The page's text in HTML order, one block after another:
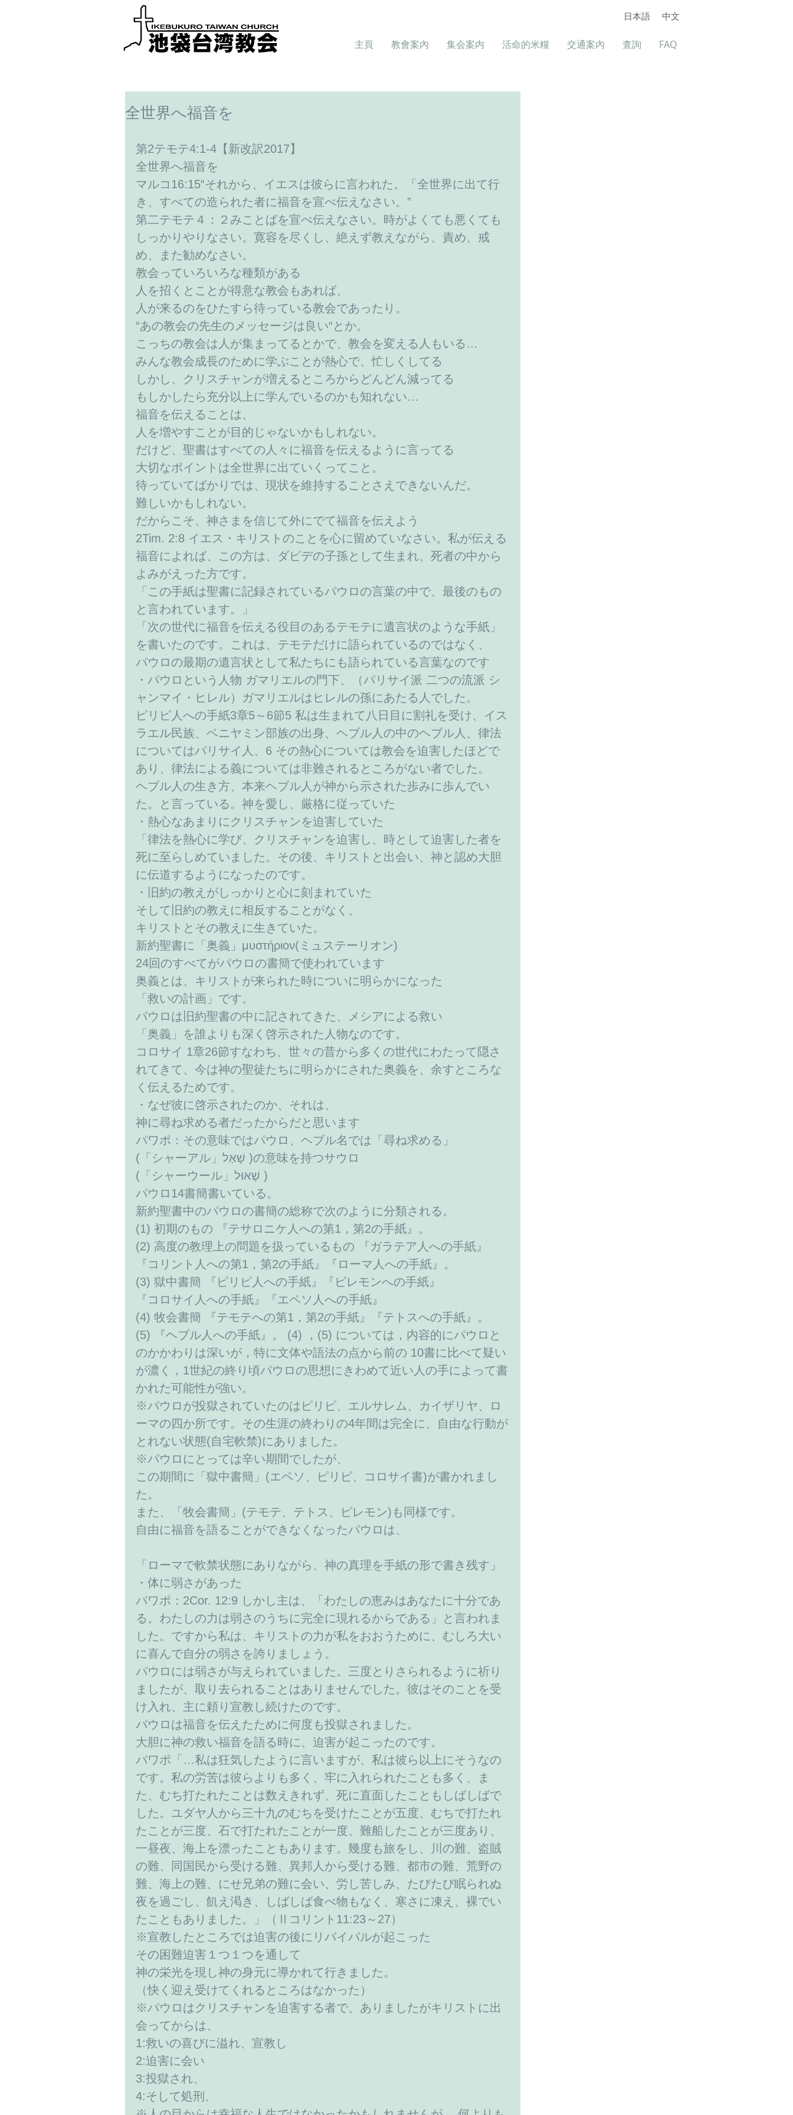
日本語 中文
主頁 教會案內 集会案内 活命的米糧 交通案內 査詢 FAQ
全世界へ福音を
第2テモテ4:1-4【新改訳2017】
全世界へ福音を
マルコ16:15“それから、イエスは彼らに言われた。「全世界に出て行
き、すべての造られた者に福音を宣べ伝えなさい。”
第二テモテ４：２みことばを宣べ伝えなさい。時がよくても悪くても
しっかりやりなさい。寛容を尽くし、絶えず教えながら、責め、戒
め、また勧めなさい。
教会っていろいろな種類がある
人を招くとことが得意な教会もあれば、
人が来るのをひたすら待っている教会であったり。
“あの教会の先生のメッセージは良い“とか。
こっちの教会は人が集まってるとかで、教会を変える人もいる…
みんな教会成長のために学ぶことが熱心で、忙しくしてる
しかし、クリスチャンが増えるところからどんどん減ってる
もしかしたら充分以上に学んでいるのかも知れない…
福音を伝えることは、
人を増やすことが目的じゃないかもしれない。
だけど、聖書はすべての人々に福音を伝えるように言ってる
大切なポイントは全世界に出ていくってこと。
待っていてばかりでは、現状を維持することさえできないんだ。
難しいかもしれない。
だからこそ、神さまを信じて外にでて福音を伝えよう
2Tim. 2:8 イエス・キリストのことを心に留めていなさい。私が伝える
福音によれば、この方は、ダビデの子孫として生まれ、死者の中から
よみがえった方です。
「この手紙は聖書に記録されているパウロの言葉の中で、最後のもの
と言われています。」
「次の世代に福音を伝える役目のあるテモテに遺言状のような手紙」
を書いたのです。これは、テモテだけに語られているのではなく、
パウロの最期の遺言状として私たちにも語られている言葉なのです
・パウロという人物 ガマリエルの門下、（パリサイ派 二つの流派 シ
ャンマイ・ヒレル）ガマリエルはヒレルの孫にあたる人でした。
ピリピ人への手紙3章5～6節5 私は生まれて八日目に割礼を受け、イス
ラエル民族、ベニヤミン部族の出身、ヘブル人の中のヘブル人、律法
についてはパリサイ人、6 その熱心については教会を迫害したほどで
あり、律法による義については非難されるところがない者でした。
ヘブル人の生き方、本来ヘブル人が神から示された歩みに歩んでい
た。と言っている。神を愛し、厳格に従っていた
・熱心なあまりにクリスチャンを迫害していた
「律法を熱心に学び、クリスチャンを迫害し、時として迫害した者を
死に至らしめていました。その後、キリストと出会い、神と認め大胆
に伝道するようになったのです。
・旧約の教えがしっかりと心に刻まれていた
そして旧約の教えに相反することがなく、
キリストとその教えに生きていた。
新約聖書に「奥義」μυστήριον(ミュステーリオン)
24回のすべてがパウロの書簡で使われています
奥義とは、キリストが来られた時についに明らかになった
「救いの計画」です。
パウロは旧約聖書の中に記されてきた、メシアによる救い
「奥義」を誰よりも深く啓示された人物なのです。
コロサイ 1章26節すなわち、世々の昔から多くの世代にわたって隠さ
れてきて、今は神の聖徒たちに明らかにされた奥義を、余すところな
く伝えるためです。
・なぜ彼に啓示されたのか、それは、
神に尋ね求める者だったからだと思います
パワポ：その意味ではパウロ、ヘブル名では「尋ね求める」
(「シャーアル」שָׁאַל )の意味を持つサウロ
(「シャーウール」שָׁאוּל )
パウロ14書簡書いている。
新約聖書中のパウロの書簡の総称で次のように分類される。
(1) 初期のもの 『テサロニケ人への第1，第2の手紙』。
(2) 高度の教理上の問題を扱っているもの 『ガラテア人への手紙』
『コリント人への第1，第2の手紙』『ローマ人への手紙』。
(3) 獄中書簡 『ピリピ人への手紙』『ピレモンへの手紙』
『コロサイ人への手紙』『エペソ人への手紙』
(4) 牧会書簡 『テモテへの第1，第2の手紙』『テトスへの手紙』。
(5) 『ヘブル人への手紙』。 (4) ，(5) については，内容的にパウロと
のかかわりは深いが，特に文体や語法の点から前の 10書に比べて疑い
が濃く，1世紀の終り頃パウロの思想にきわめて近い人の手によって書
かれた可能性が強い。
※パウロが投獄されていたのはピリピ、エルサレム、カイザリヤ、ロ
ーマの四か所です。その生涯の終わりの4年間は完全に、自由な行動が
とれない状態(自宅軟禁)にありました。
※パウロにとっては辛い期間でしたが、
この期間に「獄中書簡」(エペソ、ピリピ、コロサイ書)が書かれまし
た。
また、「牧会書簡」(テモテ、テトス、ピレモン)も同様です。
自由に福音を語ることができなくなったパウロは、
「ローマで軟禁状態にありながら、神の真理を手紙の形で書き残す」
・体に弱さがあった
パワポ：2Cor. 12:9 しかし主は、「わたしの恵みはあなたに十分であ
る。わたしの力は弱さのうちに完全に現れるからである」と言われま
した。ですから私は、キリストの力が私をおおうために、むしろ大い
に喜んで自分の弱さを誇りましょう。
パウロには弱さが与えられていました。三度とりさられるように祈り
ましたが、取り去られることはありませんでした。彼はそのことを受
け入れ、主に頼り宣教し続けたのです。
パウロは福音を伝えたために何度も投獄されました。
大胆に神の救い福音を語る時に、迫害が起こったのです。
パワポ「…私は狂気したように言いますが、私は彼ら以上にそうなの
です。私の労苦は彼らよりも多く、牢に入れられたことも多く、ま
た、むち打たれたことは数えきれず、死に直面したこともしばしばで
した。ユダヤ人から三十九のむちを受けたことが五度、むちで打たれ
たことが三度、石で打たれたことが一度、難船したことが三度あり、
一昼夜、海上を漂ったこともあります。幾度も旅をし、川の難、盗賊
の難、同国民から受ける難、異邦人から受ける難、都市の難、荒野の
難、海上の難、にせ兄弟の難に会い、労し苦しみ、たびたび眠られぬ
夜を過ごし、飢え渇き、しばしば食べ物もなく、寒さに凍え、裸でい
たこともありました。」（Ⅱコリント11:23～27）
※宣教したところでは迫害の後にリバイバルが起こった
その困難迫害１つ１つを通して
神の栄光を現し神の身元に導かれて行きました。
（快く迎え受けてくれるところはなかった）
※パウロはクリスチャンを迫害する者で、ありましたがキリストに出
会ってからは、
1:救いの喜びに溢れ、宣教し
2:迫害に会い
3:投獄され、
4:そして処刑、